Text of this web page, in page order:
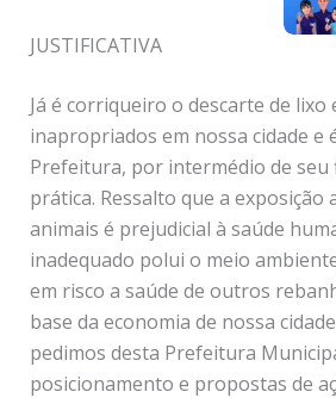
JUSTIFICATIVA
Já é corriqueiro o descarte de lixo
inapropriados em nossa cidade e
Prefeitura, por intermédio de seu
prática. Ressalto que a exposição
animais é prejudicial à saúde
inadequado polui o meio
em risco a saúde de outros
base da economia de nossa
pedimos desta Prefeitura
posicionamento e propostas de